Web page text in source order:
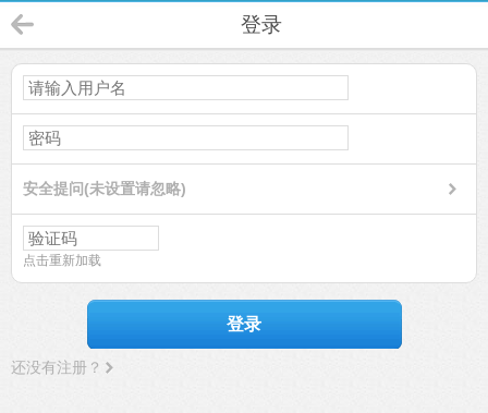
登录
安全提问(未设置请忽略)
点击重新加载
登录
还没有注册？